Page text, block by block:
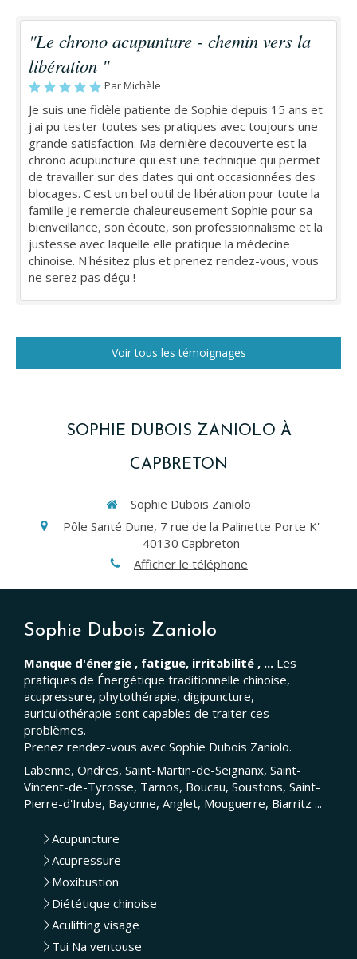
"Le chrono acupunture - chemin vers la
libération "
Par Michèle
Je suis une fidèle patiente de Sophie depuis 15 ans et
j'ai pu tester toutes ses pratiques avec toujours une
grande satisfaction. Ma dernière decouverte est la
chrono acupuncture qui est une technique qui permet
de travailler sur des dates qui ont occasionnées des
blocages. C'est un bel outil de libération pour toute la
famille Je remercie chaleureusement Sophie pour sa
bienveillance, son écoute, son professionnalisme et la
justesse avec laquelle elle pratique la médecine
chinoise. N'hésitez plus et prenez rendez-vous, vous
ne serez pas déçu !
Voir tous les témoignages
SOPHIE DUBOIS ZANIOLO À
CAPBRETON
Sophie Dubois Zaniolo
Pôle Santé Dune, 7 rue de la Palinette Porte K'
40130 Capbreton
Afficher le téléphone
Sophie Dubois Zaniolo
Manque d'énergie , fatigue, irritabilité , ... Les
pratiques de Énergétique traditionnelle chinoise,
acupressure, phytothérapie, digipuncture,
auriculothérapie sont capables de traiter ces
problèmes.
Prenez rendez-vous avec Sophie Dubois Zaniolo.
Labenne, Ondres, Saint-Martin-de-Seignanx, Saint-
Vincent-de-Tyrosse, Tarnos, Boucau, Soustons, Saint-
Pierre-d'Irube, Bayonne, Anglet, Mouguerre, Biarritz ...
Acupuncture
Acupressure
Moxibustion
Diététique chinoise
Aculifting visage
Tui Na ventouse